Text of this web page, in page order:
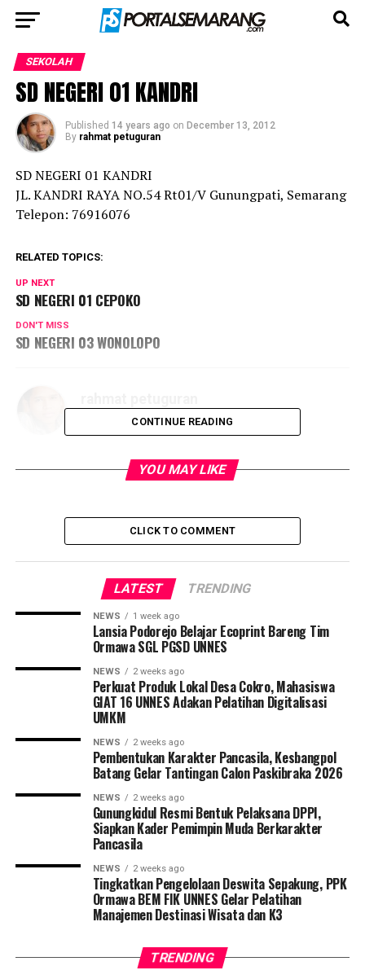
SEKOLAH
SD NEGERI 01 KANDRI
Published 14 years ago on December 13, 2012
By rahmat petuguran
SD NEGERI 01 KANDRI
JL. KANDRI RAYA NO.54 Rt01/V Gunungpati, Semarang
Telepon: 76916076
RELATED TOPICS:
UP NEXT
SD NEGERI 01 CEPOKO
DON'T MISS
SD NEGERI 03 WONOLOPO
CONTINUE READING
YOU MAY LIKE
CLICK TO COMMENT
LATEST TRENDING
NEWS 1 week ago
Lansia Podorejo Belajar Ecoprint Bareng Tim
Ormawa SGL PGSD UNNES
NEWS 2 weeks ago
Perkuat Produk Lokal Desa Cokro, Mahasiswa
GIAT 16 UNNES Adakan Pelatihan Digitalisasi
UMKM
NEWS 2 weeks ago
Pembentukan Karakter Pancasila, Kesbangpol
Batang Gelar Tantingan Calon Paskibraka 2026
NEWS 2 weeks ago
Gunungkidul Resmi Bentuk Pelaksana DPPI,
Siapkan Kader Pemimpin Muda Berkarakter
Pancasila
NEWS 2 weeks ago
Tingkatkan Pengelolaan Deswita Sepakung, PPK
Ormawa BEM FIK UNNES Gelar Pelatihan
Manajemen Destinasi Wisata dan K3
TRENDING